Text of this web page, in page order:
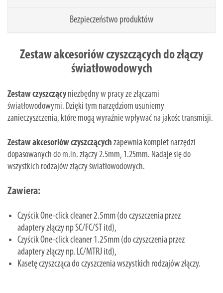
Bezpieczeństwo produktów
Zestaw akcesoriów czyszczących do złączy
światłowodowych
Zestaw czyszczącyniezbędny w pracy ze złączami
światłowodowymi. Dzięki tym narzędziom usuniemy
zanieczyszczenia, które mogą wyraźnie wpływać na jakośc transmisji.
Zestaw akcesoriów czyszczących zapewnia komplet narzędzi
dopasowanych do m.in. złączy 2.5mm, 1.25mm. Nadaje się do
wszystkich rodzajów złączy światłowodowych.
Zawiera:
Czyścik One-click cleaner 2.5mm (do czyszczenia przez
adaptery złączy np SC/FC/ST itd),
Czyścik One-click cleaner 1.25mm (do czyszczenia przez
adaptery złączy np. LC/MTRJ itd),
Kasetę czyszcząca do czyszczenia wszystkich rodzajów złączy.